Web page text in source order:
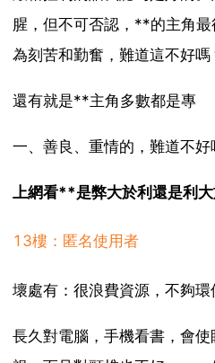
腥，但不可否認，**的主角
為刻苦和勤奮，難道這不好嗎
還有就是**主角多數都是專
一、善良、重情的，難道不好
上網看**是弊大於利還是利
13樓：匿名使用者
壞處有：很浪費資源，不夠
長久對電腦，手機看書，會